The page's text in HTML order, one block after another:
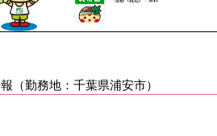
（勤務地：千葉県浦安市）